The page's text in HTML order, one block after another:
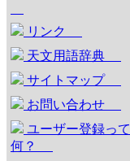
リンク
天文用語辞典
サイトマップ
お問い合わせ
ユーザー登録って
何？